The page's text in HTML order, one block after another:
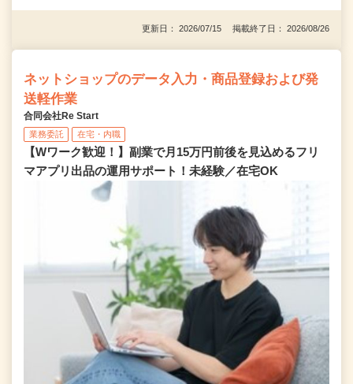
更新日： 2026/07/15 掲載終了日： 2026/08/26
ネットショップのデータ入力・商品登録および発
送軽作業
合同会社Re Start
業務委託 在宅・内職
【Wワーク歓迎！】副業で月15万円前後を見込めるフリ
マアプリ出品の運用サポート！未経験／在宅OK